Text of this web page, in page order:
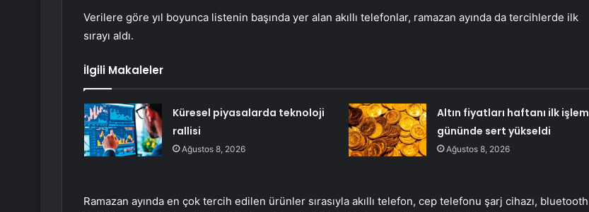
Verilere göre yıl boyunca listenin başında yer alan akıllı telefonlar, ramazan ayında da tercihlerde ilk
sırayı aldı.
İlgili Makaleler
Küresel piyasalarda teknoloji
rallisi
Ağustos 8, 2026
Altın fiyatları haftanı ilk işlem
gününde sert yükseldi
Ağustos 8, 2026
Ramazan ayında en çok tercih edilen ürünler sırasıyla akıllı telefon, cep telefonu şarj cihazı, bluetooth